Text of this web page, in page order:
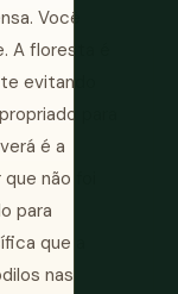
Você
A floresta é
evitando
para
é a
não foi
para
que a
nas